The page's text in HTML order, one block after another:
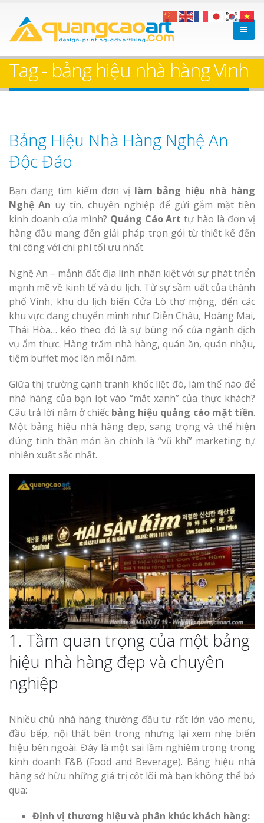
Tag - bảng hiệu nhà hàng Vinh
Bảng Hiệu Nhà Hàng Nghệ An
Độc Đáo
Bạn đang tìm kiếm đơn vị làm bảng hiệu nhà hàng
Nghệ An uy tín, chuyên nghiệp để gửi gắm mặt tiền
kinh doanh của mình? Quảng Cáo Art tự hào là đơn vị
hàng đầu mang đến giải pháp trọn gói từ thiết kế đến
thi công với chi phí tối ưu nhất.
Nghệ An – mảnh đất địa linh nhân kiệt với sự phát triển
mạnh mẽ về kinh tế và du lịch. Từ sự sầm uất của thành
phố Vinh, khu du lịch biển Cửa Lò thơ mộng, đến các
khu vực đang chuyển mình như Diễn Châu, Hoàng Mai,
Thái Hòa… kéo theo đó là sự bùng nổ của ngành dịch
vụ ẩm thực. Hàng trăm nhà hàng, quán ăn, quán nhậu,
tiệm buffet mọc lên mỗi năm.
Giữa thị trường cạnh tranh khốc liệt đó, làm thế nào để
nhà hàng của bạn lọt vào “mắt xanh” của thực khách?
Câu trả lời nằm ở chiếc bảng hiệu quảng cáo mặt tiền.
Một bảng hiệu nhà hàng đẹp, sang trọng và thể hiện
đúng tinh thần món ăn chính là “vũ khí” marketing tự
nhiên xuất sắc nhất.
1. Tầm quan trọng của một bảng
hiệu nhà hàng đẹp và chuyên
nghiệp
Nhiều chủ nhà hàng thường đầu tư rất lớn vào menu,
đầu bếp, nội thất bên trong nhưng lại xem nhẹ biển
hiệu bên ngoài. Đây là một sai lầm nghiêm trọng trong
kinh doanh F&B (Food and Beverage). Bảng hiệu nhà
hàng sở hữu những giá trị cốt lõi mà bạn không thể bỏ
qua:
Định vị thương hiệu và phân khúc khách hàng: